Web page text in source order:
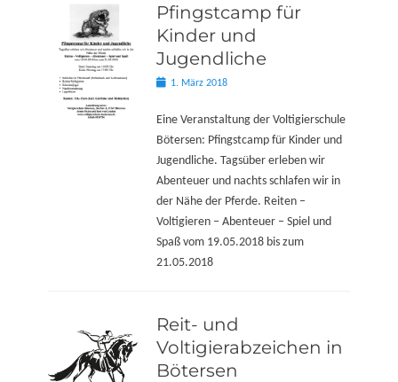
Pfingstcamp für
Kinder und
Jugendliche
Posted1. März 2018
Eine Veranstaltung der Voltigierschule
Bötersen: Pfingstcamp für Kinder und
Jugendliche. Tagsüber erleben wir
Abenteuer und nachts schlafen wir in
der Nähe der Pferde. Reiten –
Voltigieren – Abenteuer – Spiel und
Spaß vom 19.05.2018 bis zum
21.05.2018
Reit- und
Voltigierabzeichen in
Bötersen